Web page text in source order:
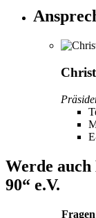
Werde
90“ e.V.